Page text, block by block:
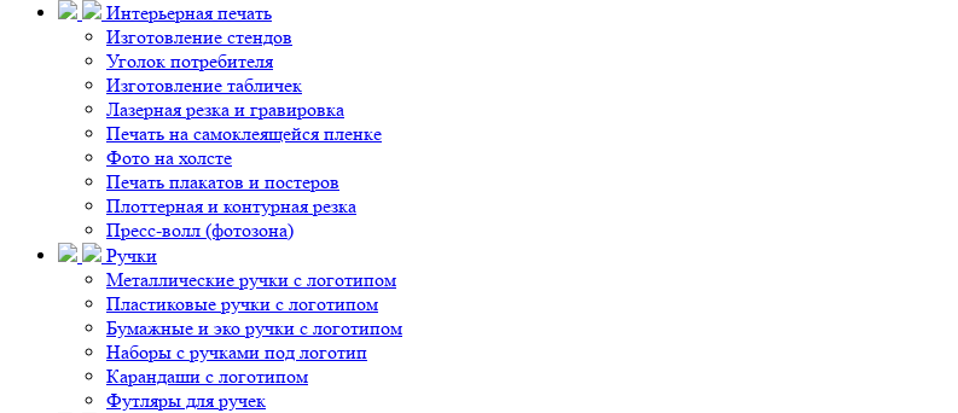
Интерьерная печать
Изготовление стендов
Уголок потребителя
Изготовление табличек
Лазерная резка и гравировка
Печать на самоклеящейся пленке
Фото на холсте
Печать плакатов и постеров
Плоттерная и контурная резка
Пресс-волл (фотозона)
Ручки
Металлические ручки с логотипом
Пластиковые ручки с логотипом
Бумажные и эко ручки с логотипом
Наборы с ручками под логотип
Карандаши с логотипом
Футляры для ручек